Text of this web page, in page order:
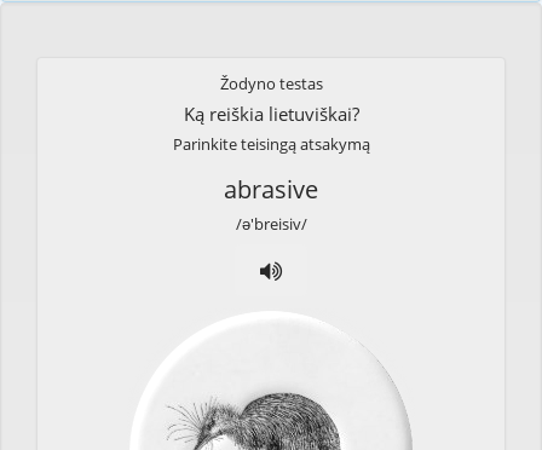
Žodyno testas
Ką reiškia lietuviškai?
Parinkite teisingą atsakymą
abrasive
/ə'breisiv/